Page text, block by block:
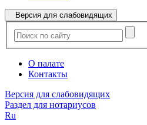
Версия для слабовидящих
О палате
Контакты
Версия для слабовидящих
Раздел для нотариусов
Ru